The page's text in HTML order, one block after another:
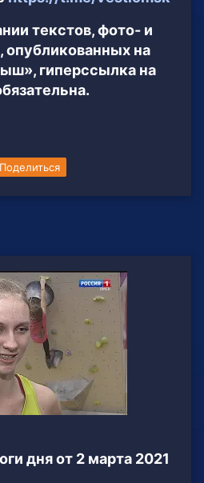
текстов, фото- и
опубликованных на
гиперссылка на
Поделиться
дня от 2 марта 2021